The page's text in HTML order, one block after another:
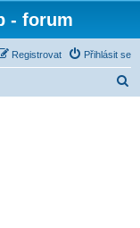
- forum
Přihlásit se
Registrovat